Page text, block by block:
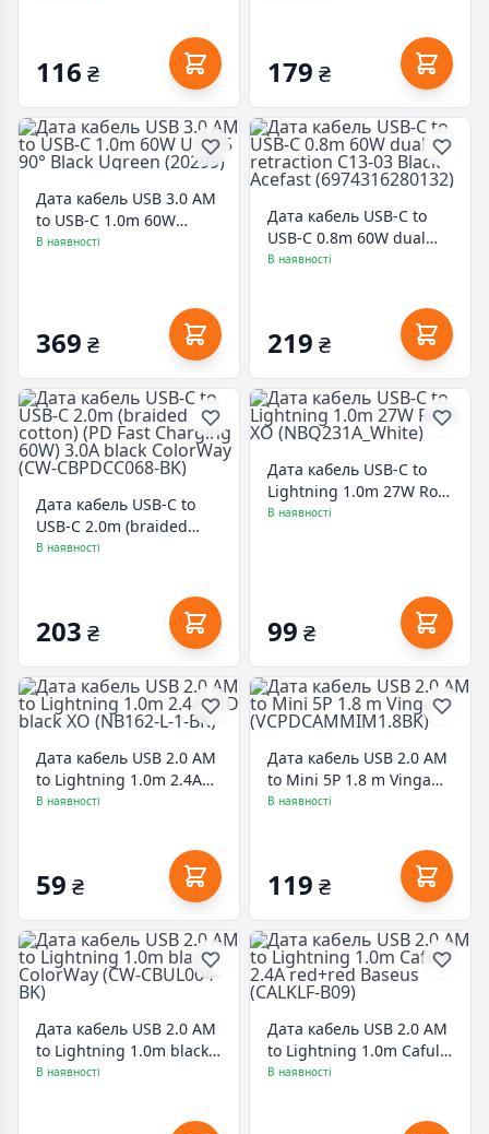
116 ₴ 179 ₴
Дата кабель USB 3.0 AM
to USB-C 1.0m 60W
US385 90° Black Ugreen
В наявності
369 ₴
Дата кабель USB-C to
USB-C 0.8m 60W dual
retraction C13-03 Black
В наявності
219 ₴
Дата кабель USB-C to
USB-C 2.0m (braided
cotton) (PD Fast Charging
В наявності
203 ₴
Дата кабель USB-C to
Lightning 1.0m 27W Rock
XO (NBQ231A_White)
В наявності
99 ₴
Дата кабель USB 2.0 AM
to Lightning 1.0m 2.4A
LED black XO (NB162-L-1-
В наявності
59 ₴
Дата кабель USB 2.0 AM
to Mini 5P 1.8 m Vinga
(VCPDCAMMIM1.8BK)
В наявності
119 ₴
Дата кабель USB 2.0 AM
to Lightning 1.0m black
ColorWay (CW-CBUL004-
В наявності
Дата кабель USB 2.0 AM
to Lightning 1.0m Cafule
2.4A red+red Baseus
В наявності